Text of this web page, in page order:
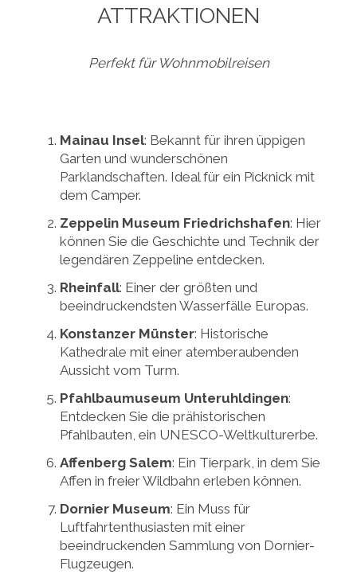
ATTRAKTIONEN
Perfekt für Wohnmobilreisen
Mainau Insel: Bekannt für ihren üppigen
Garten und wunderschönen
Parklandschaften. Ideal für ein Picknick mit
dem Camper.
Zeppelin Museum Friedrichshafen: Hier
können Sie die Geschichte und Technik der
legendären Zeppeline entdecken.
Rheinfall: Einer der größten und
beeindruckendsten Wasserfälle Europas.
Konstanzer Münster: Historische
Kathedrale mit einer atemberaubenden
Aussicht vom Turm.
Pfahlbaumuseum Unteruhldingen:
Entdecken Sie die prähistorischen
Pfahlbauten, ein UNESCO-Weltkulturerbe.
Affenberg Salem: Ein Tierpark, in dem Sie
Affen in freier Wildbahn erleben können.
Dornier Museum: Ein Muss für
Luftfahrtenthusiasten mit einer
beeindruckenden Sammlung von Dornier-
Flugzeugen.